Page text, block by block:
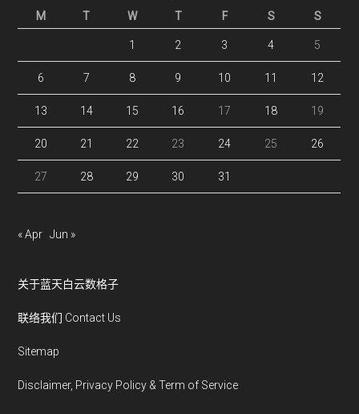
M
T W T F S S
1 2 3 4 5
6 7 8 9 10 11 12
13 14 15 16 17 18 19
20 21 22 23 24 25 26
27 28 29 30 31
« Apr Jun »
关于蓝天白云数格子
联络我们 Contact Us
Sitemap
Disclaimer, Privacy Policy & Term of Service